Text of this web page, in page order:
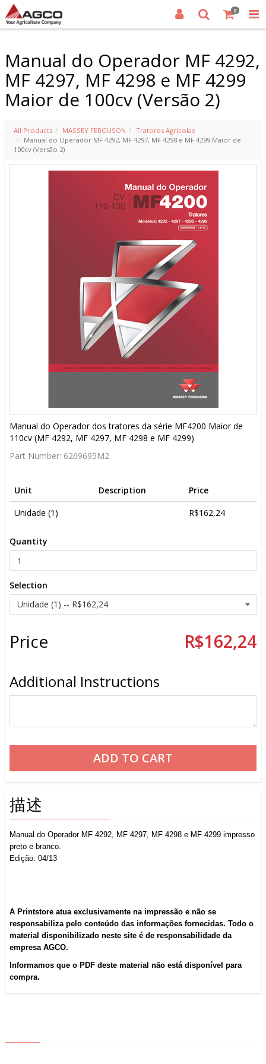
0
Manual do Operador MF 4292,
MF 4297, MF 4298 e MF 4299
Maior de 100cv (Versão 2)
All Products MASSEY FERGUSON
Tratores Agrícolas
Manual do Operador MF 4292, MF 4297, MF 4298 e MF 4299 Maior de
100cv (Versão 2)
Manual do Operador dos tratores da série MF4200 Maior de
110cv (MF 4292, MF 4297, MF 4298 e MF 4299)
Part Number: 6269695M2
Unit Description
Price
Unidade (1)
R$162,24
Quantity
Selection
Price R$162,24
Additional Instructions
描述
Manual do Operador MF 4292, MF 4297, MF 4298 e MF 4299 impresso
preto e branco.
Edição: 04/13
A Printstore atua exclusivamente na impressão e não se
responsabiliza pelo conteúdo das informações fornecidas. Todo o
material disponibilizado neste site é de responsabilidade da
empresa AGCO.
Informamos que o PDF deste material não está disponível para
compra.